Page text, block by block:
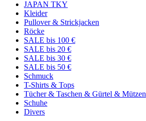
JAPAN TKY
Kleider
Pullover & Strickjacken
Röcke
SALE bis 100 €
SALE bis 20 €
SALE bis 30 €
SALE bis 50 €
Schmuck
T-Shirts & Tops
Tücher & Taschen & Gürtel & Mützen
Schuhe
Divers